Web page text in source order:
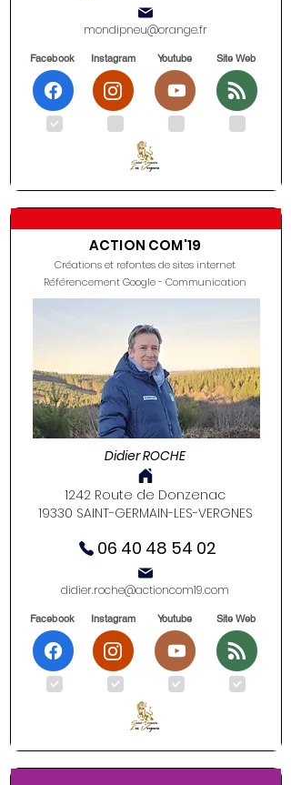
mondipneu@orange.fr
Facebook Instagram Youtube Site Web
ACTION COM'19
Créations et refontes de sites internet
Référencement Google - Communication
Didier ROCHE
1242 Route de Donzenac
19330 SAINT-GERMAIN-LES-VERGNES
06 40 48 54 02
didier.roche@actioncom19.com
Facebook Instagram Youtube Site Web